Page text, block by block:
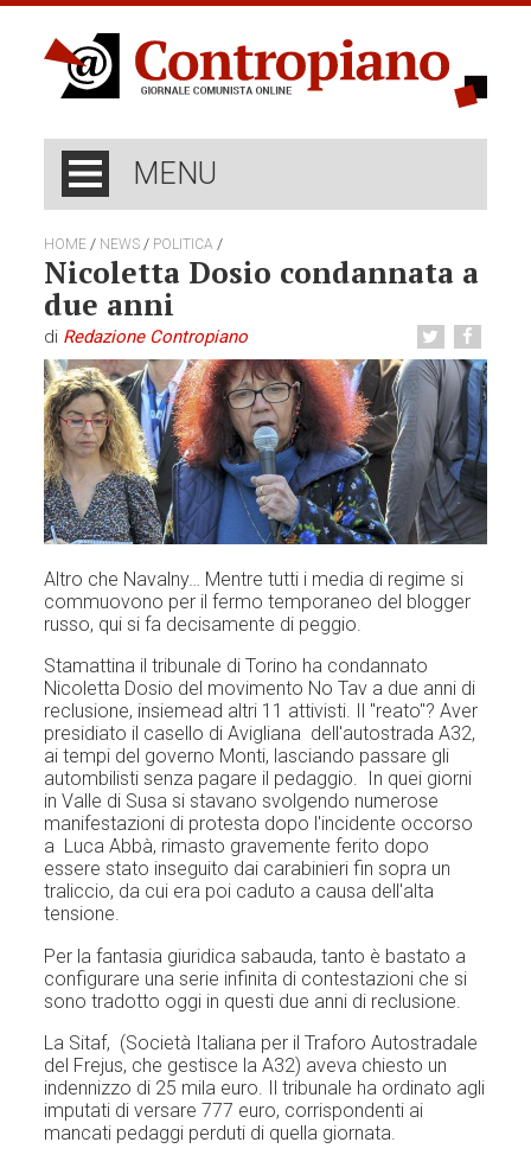
MENU
HOME / NEWS / POLITICA /
Nicoletta Dosio condannata a
due anni
di Redazione Contropiano
Altro che Navalny… Mentre tutti i media di regime si
commuovono per il fermo temporaneo del blogger
russo, qui si fa decisamente di peggio.
Stamattina il tribunale di Torino ha condannato
Nicoletta Dosio del movimento No Tav a due anni di
reclusione, insiemead altri 11 attivisti. Il "reato"? Aver
presidiato il casello di Avigliana dell'autostrada A32,
ai tempi del governo Monti, lasciando passare gli
autombilisti senza pagare il pedaggio. In quei giorni
in Valle di Susa si stavano svolgendo numerose
manifestazioni di protesta dopo l'incidente occorso
a Luca Abbà, rimasto gravemente ferito dopo
essere stato inseguito dai carabinieri fin sopra un
traliccio, da cui era poi caduto a causa dell'alta
tensione.
Per la fantasia giuridica sabauda, tanto è bastato a
configurare una serie infinita di contestazioni che si
sono tradotto oggi in questi due anni di reclusione.
La Sitaf, (Società Italiana per il Traforo Autostradale
del Frejus, che gestisce la A32) aveva chiesto un
indennizzo di 25 mila euro. Il tribunale ha ordinato agli
imputati di versare 777 euro, corrispondenti ai
mancati pedaggi perduti di quella giornata.